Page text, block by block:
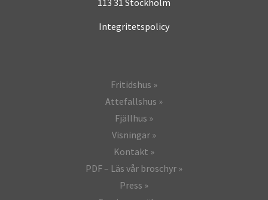
Integritetspolicy
Fritidshus
Attefallshus
Fjällhus
Visningar
Kontakt
PDF – Läs vår broschyr
Press